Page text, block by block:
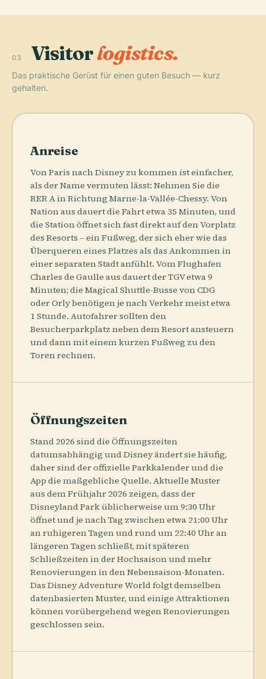
03 Visitorlogistics.
Das praktische Gerüst für einen guten Besuch — kurz
gehalten.
Anreise
Von Paris nach Disney zu kommen ist einfacher,
als der Name vermuten lässt: Nehmen Sie die
RER A in Richtung Marne-la-Vallée-Chessy. Von
Nation aus dauert die Fahrt etwa 35 Minuten, und
die Station öffnet sich fast direkt auf den Vorplatz
des Resorts – ein Fußweg, der sich eher wie das
Überqueren eines Platzes als das Ankommen in
einer separaten Stadt anfühlt. Vom Flughafen
Charles de Gaulle aus dauert der TGV etwa 9
Minuten; die Magical Shuttle-Busse von CDG
oder Orly benötigen je nach Verkehr meist etwa
1 Stunde. Autofahrer sollten den
Besucherparkplatz neben dem Resort ansteuern
und dann mit einem kurzen Fußweg zu den
Toren rechnen.
Öffnungszeiten
Stand 2026 sind die Öffnungszeiten
datumsabhängig und Disney ändert sie häufig,
daher sind der offizielle Parkkalender und die
App die maßgebliche Quelle. Aktuelle Muster
aus dem Frühjahr 2026 zeigen, dass der
Disneyland Park üblicherweise um 9:30 Uhr
öffnet und je nach Tag zwischen etwa 21:00 Uhr
an ruhigeren Tagen und rund um 22:40 Uhr an
längeren Tagen schließt, mit späteren
Schließzeiten in der Hochsaison und mehr
Renovierungen in den Nebensaison-Monaten.
Das Disney Adventure World folgt demselben
datenbasierten Muster, und einige Attraktionen
können vorübergehend wegen Renovierungen
geschlossen sein.